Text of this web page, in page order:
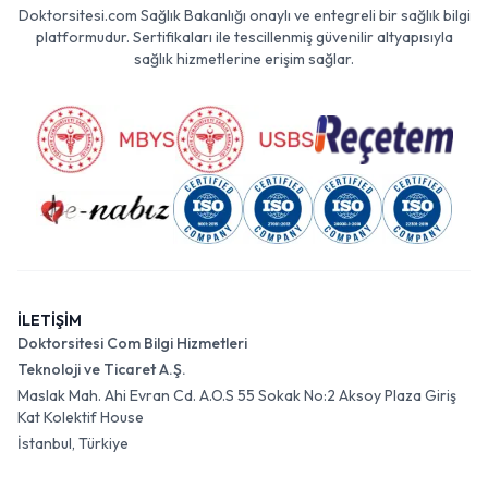
Doktorsitesi.com Sağlık Bakanlığı onaylı ve entegreli bir sağlık bilgi
platformudur. Sertifikaları ile tescillenmiş güvenilir altyapısıyla
sağlık hizmetlerine erişim sağlar.
İLETİŞİM
Doktorsitesi Com Bilgi Hizmetleri
Teknoloji ve Ticaret A.Ş.
Maslak Mah. Ahi Evran Cd. A.O.S 55 Sokak No:2 Aksoy Plaza Giriş
Kat Kolektif House
İstanbul, Türkiye